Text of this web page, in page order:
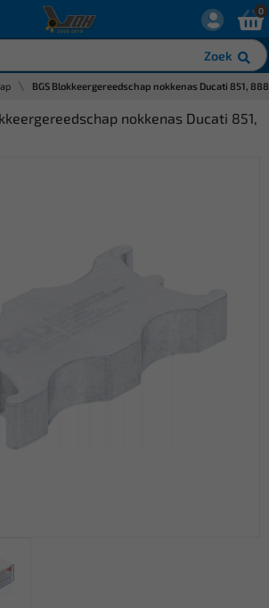
Zoek
0
BGS Blokkeergereedschap nokkenas Ducati 851,
nokkenas Ducati 851,